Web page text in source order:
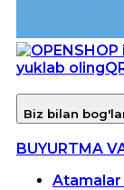
yuklab oling
Biz bilan
BUYURTMA